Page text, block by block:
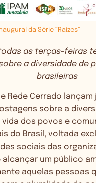
da Série “Raízes”
as terças-feiras
a diversidade de
brasileiras
e Rede Cerrado
sobre a
vida dos povos e
do Brasil, voltada
sociais das
um público
aquelas pessoas